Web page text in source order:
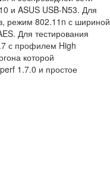
и ASUS USB-N53. Для
режим 802.11n с шириной
Для тестирования
с профилем High
которой
1.7.0 и простое